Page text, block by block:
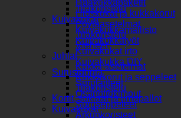
Tilakoristelu
Kuivakukat
Kuivakukkamallisto
Kuivakukkatyöt
Kuivakukat irto
Kuivakukka DIY
Surusidonta
Surulaitteet
Osanottokimput
Suruseppeleet
Arkunkoristeet
Hääkukkapaketit
Hiuskukat ja kukkakorut
Pöytäasetelmat
Tilakoristelu
Vieheet
Juhlat
Kukka-asetelmat
Kukkakorut ja seppeleet
Tilakoristelu
Kortit, suklaat ja ilmapallot
Kuivakukat